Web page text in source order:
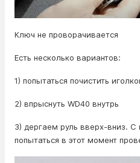
Ключ не проворачивается
Есть несколько вариантов:
1) попытаться почистить
2) впрыснуть WD40 внутрь
3) дергаем руль вверх-вниз.
попытаться в этот момент